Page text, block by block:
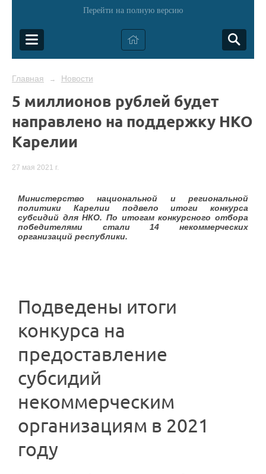
Перейти на полную версию
Главная → Новости
5 миллионов рублей будет
направлено на поддержку НКО
Карелии
27 мая 2021 г.
Министерство национальной и региональной
политики Карелии подвело итоги конкурса
субсидий для НКО. По итогам конкурсного отбора
победителями стали 14 некоммерческих
организаций республики.
Подведены итоги
конкурса на
предоставление
субсидий
некоммерческим
организациям в 2021
году